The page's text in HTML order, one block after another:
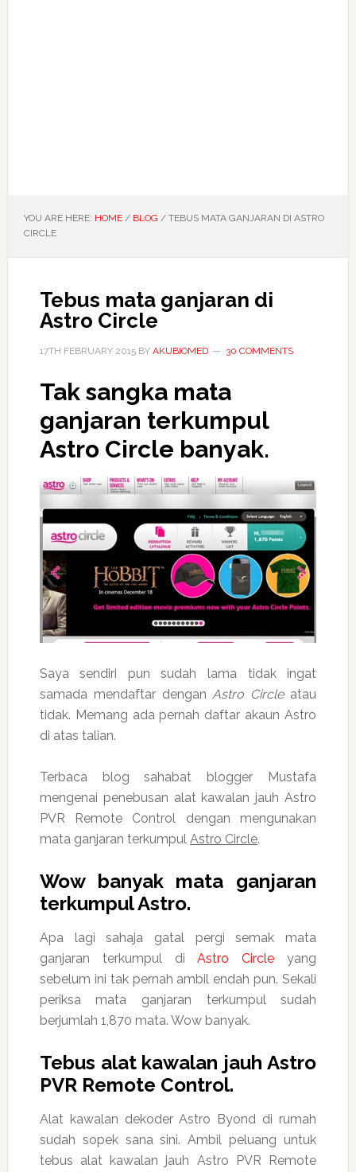
YOU ARE HERE: HOME / BLOG /TEBUS MATA GANJARAN DI ASTRO
CIRCLE
Tebus mata ganjaran di
Astro Circle
17TH FEBRUARY 2015BY AKUBIOMED 30 COMMENTS
Tak sangka mata
ganjaran terkumpul
Astro Circle banyak.
Saya sendiri pun sudah lama tidak ingat
samada mendaftar denganAstro Circleatau
tidak. Memang ada pernah daftar akaun Astro
di atas talian.
Terbaca blog sahabat blogger Mustafa
mengenai penebusan alat kawalan jauh Astro
PVR Remote Control dengan mengunakan
mata ganjaran terkumpul Astro Circle.
Wow banyak mata ganjaran
terkumpul Astro.
Apa lagi sahaja gatal pergi semak mata
ganjaran terkumpul diAstro Circle yang
sebelum ini tak pernah ambil endah pun. Sekali
periksa mata ganjaran terkumpul sudah
berjumlah 1,870 mata. Wow banyak.
Tebus alat kawalan jauh Astro
PVR Remote Control.
Alat kawalan dekoder Astro Byond di rumah
sudah sopek sana sini. Ambil peluang untuk
tebus alat kawalan jauh Astro PVR Remote